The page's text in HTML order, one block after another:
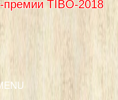
премии TIBO-2018